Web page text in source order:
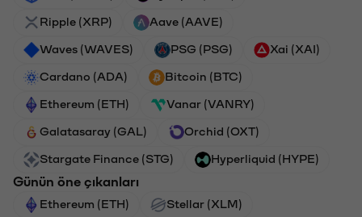
Ripple (XRP) Aave (AAVE)
Waves (WAVES) PSG (PSG) Xai (XAI)
Cardano (ADA) Bitcoin (BTC)
Ethereum (ETH) Vanar (VANRY)
Galatasaray (GAL) Orchid (OXT)
Stargate Finance (STG) Hyperliquid (HYPE)
Günün öne çıkanları
Ethereum (ETH) Stellar (XLM)